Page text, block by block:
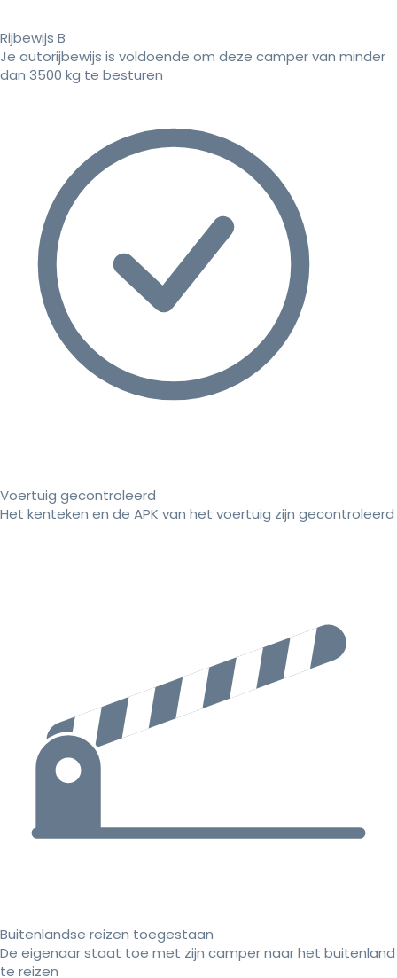
Rijbewijs B
Je autorijbewijs is voldoende om deze camper van minder
dan 3500 kg te besturen
Voertuig gecontroleerd
Het kenteken en de APK van het voertuig zijn gecontroleerd
Buitenlandse reizen toegestaan
De eigenaar staat toe met zijn camper naar het buitenland
te reizen